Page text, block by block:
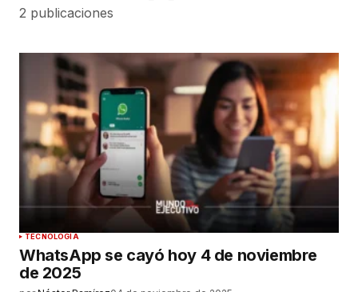
2 publicaciones
TECNOLOGÍA
WhatsApp se cayó hoy 4 de noviembre
de 2025